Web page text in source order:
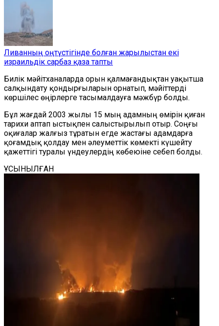
Ливанның оңтүстігінде болған жарылыстан екі
израильдік сарбаз қаза тапты
Билік мәйітханаларда орын қалмағандықтан уақытша
салқындату қондырғыларын орнатып, мәйіттерді
көршілес өңірлерге тасымалдауға мәжбүр болды.
Бұл жағдай 2003 жылы 15 мың адамның өмірін қиған
тарихи аптап ыстықпен салыстырылып отыр. Соңғы
оқиғалар жалғыз тұратын егде жастағы адамдарға
қоғамдық қолдау мен әлеуметтік көмекті күшейту
қажеттігі туралы үндеулердің көбеюіне себеп болды.
ҰСЫНЫЛҒАН